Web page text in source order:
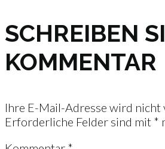
SCHREIBEN
KOMMENTAR
Ihre E-Mail-Adresse wird
Erforderliche Felder sind mit *